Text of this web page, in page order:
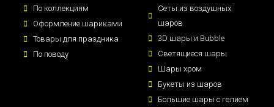
По коллекциям
Оформление шариками
Товары для праздника
По поводу
Сеты из воздушных
шаров
3D шары и Bubble
Светящиеся шары
Шары хром
Букеты из шаров
Большие шары с гелием